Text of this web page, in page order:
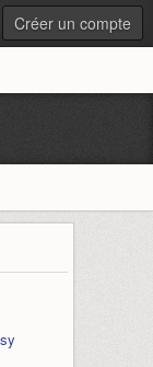
Créer un compte